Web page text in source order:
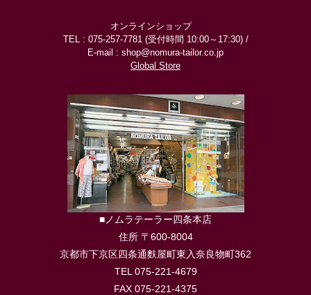
オンラインショップ
TEL : 075-257-7781 (受付時間 10:00～17:30) /
E-mail : shop@nomura-tailor.co.jp
Global Store
■ノムラテーラー四条本店
住所 〒600-8004
京都市下京区四条通麩屋町東入奈良物町362
TEL 075-221-4679
FAX 075-221-4375